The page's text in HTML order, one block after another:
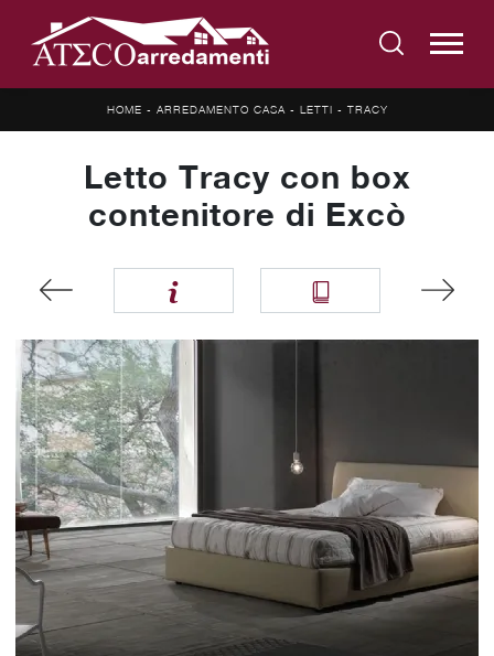
HOME - ARREDAMENTO CASA - LETTI - TRACY
Letto Tracy con box
contenitore di Excò